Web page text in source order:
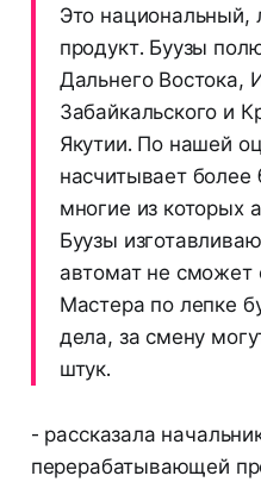
Это
продукт. Буузы
Дальнего Востока,
Забайкальского и
Якутии. По нашей
насчитывает
многие из которых
Буузы
автомат не сможет
Мастера по лепке
дела, за смену
штук.
- рассказала
перерабатывающей